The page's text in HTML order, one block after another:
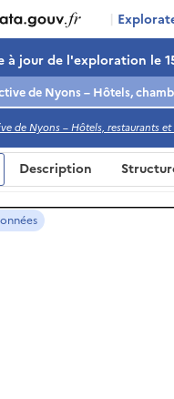
|
à jour de l'exploration le
de Nyons – Hôtels, restaurants
Description